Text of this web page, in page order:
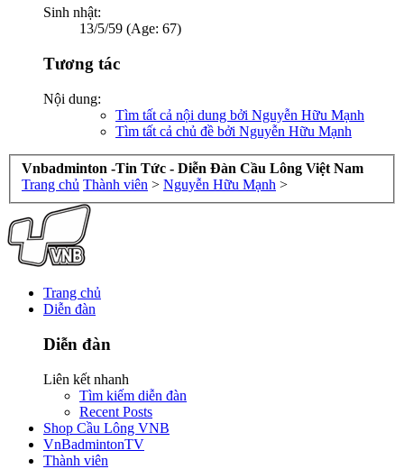
Sinh nhật:
13/5/59 (Age: 67)
Tương tác
Nội dung:
Tìm tất cả nội dung bởi Nguyễn Hữu Mạnh
Tìm tất cả chủ đề bởi Nguyễn Hữu Mạnh
Vnbadminton -Tin Tức - Diễn Đàn Cầu Lông Việt Nam
Trang chủ Thành viên > Nguyễn Hữu Mạnh >
Trang chủ
Diễn đàn
Diễn đàn
Liên kết nhanh
Tìm kiếm diễn đàn
Recent Posts
Shop Cầu Lông VNB
VnBadmintonTV
Thành viên